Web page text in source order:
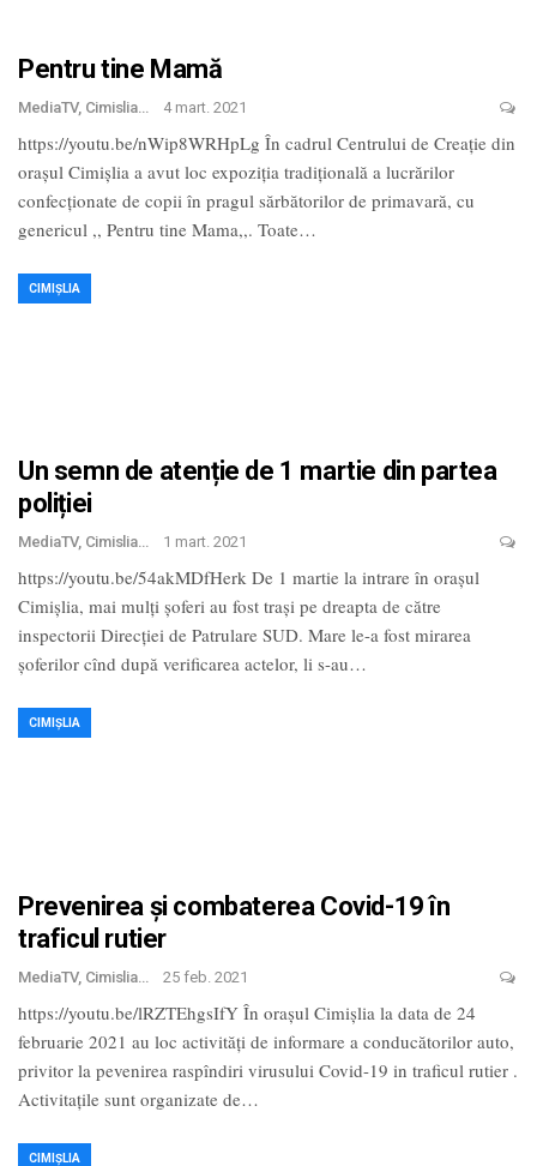
Pentru tine Mamă
MediaTV, Cimislia 4 mart. 2021
https://youtu.be/nWip8WRHpLg În cadrul Centrului de Creație din
orașul Cimișlia a avut loc expoziția tradițională a lucrărilor
confecționate de copii în pragul sărbătorilor de primavară, cu
genericul ,, Pentru tine Mama,,. Toate…
CIMIȘLIA
Un semn de atenție de 1 martie din partea
poliției
MediaTV, Cimislia 1 mart. 2021
https://youtu.be/54akMDfHerk De 1 martie la intrare în orașul
Cimișlia, mai mulți șoferi au fost trași pe dreapta de către
inspectorii Direcției de Patrulare SUD. Mare le-a fost mirarea
șoferilor cînd după verificarea actelor, li s-au…
CIMIȘLIA
Prevenirea și combaterea Covid-19 în
traficul rutier
MediaTV, Cimislia 25 feb. 2021
https://youtu.be/lRZTEhgsIfY În orașul Cimișlia la data de 24
februarie 2021 au loc activități de informare a conducătorilor auto,
privitor la pevenirea raspîndiri virusului Covid-19 in traficul rutier .
Activitațile sunt organizate de…
CIMIȘLIA